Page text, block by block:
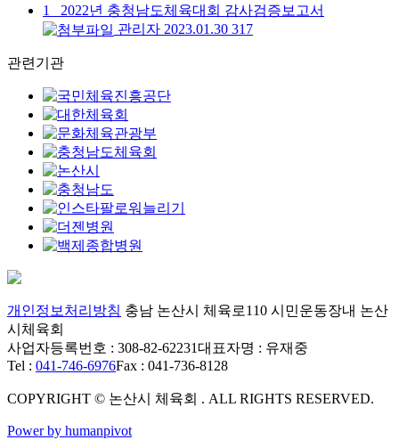
1
2022년 충청남도체육대회 감사검증보고서
관리자 2023.01.30 317
관련기관
개인정보처리방침 충남 논산시 체육로110 시민운동장내 논산
시체육회
사업자등록번호 : 308-82-62231대표자명 : 유재중
Tel : 041-746-6976Fax : 041-736-8128
COPYRIGHT © 논산시 체육회 . ALL RIGHTS RESERVED.
Power by humanpivot